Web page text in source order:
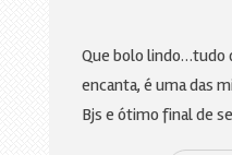
Que bolo lindo…tudo
encanta, é uma das
Bjs e ótimo final de